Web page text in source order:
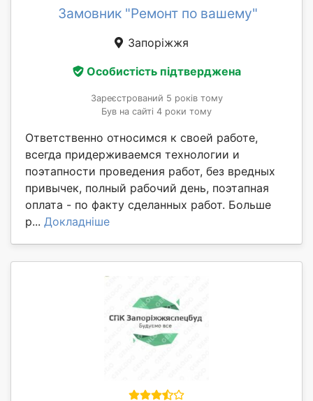
Замовник "Ремонт по вашему"
Запоріжжя
Особистість підтверджена
Зареєстрований 5 років тому
Був на сайті 4 роки тому
Ответственно относимся к своей работе,
всегда придерживаемся технологии и
поэтапности проведения работ, без вредных
привычек, полный рабочий день, поэтапная
оплата - по факту сделанных работ. Больше
р... Докладніше